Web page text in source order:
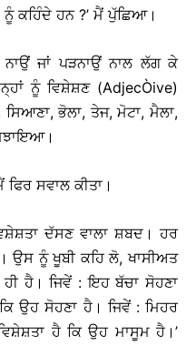
ਨੂੰ ਕਹਿੰਦੇ ਹਨ ?’ ਮੈਂ ਪੁੱਛਿਆ।
ਨਾਉਂ ਜਾਂ ਪੜਨਾਉਂ ਨਾਲ ਲੱਗ ਕੇ
ਨੂੰ ਵਿਸ਼ੇਸ਼ਣ (AdjecÒive)
ਸਿਆਣਾ, ਭੋਲਾ, ਤੇਜ, ਮੋਟਾ, ਮੈਲਾ,
ਫਿਰ ਸਵਾਲ ਕੀਤਾ।
ਦੱਸਣ ਵਾਲਾ ਸ਼ਬਦ। ਹਰ
ਉਸ ਨੂੰ ਖੂਬੀ ਕਹਿ ਲੋ, ਖਾਸੀਅਤ
ਹੈ। ਜਿਵੇਂ : ਇਹ ਬੱਚਾ ਸੋਹਣਾ
ਉਹ ਸੋਹਣਾ ਹੈ। ਜਿਵੇਂ : ਮਿਹਰ
ਹੈ ਕਿ ਉਹ ਮਾਸੂਮ ਹੈ।’